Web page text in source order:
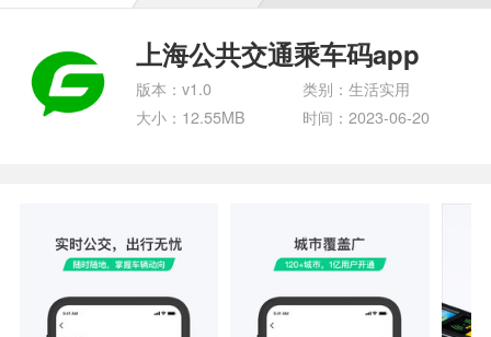
上海公共交通乘车码app
版本：v1.0
类别：生活实用
大小：12.55MB
时间：2023-06-20